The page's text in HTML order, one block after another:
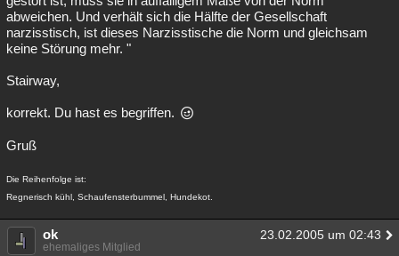
abweichen. Und verhält sich die Hälfte der Gesellschaft
narzisstisch, ist dieses Narzisstische die Norm und gleichsam
keine Störung mehr. "
Stairway,
korrekt. Du hast es begriffen.
Gruß
Die Reihenfolge ist:
Regnerisch kühl, Schaufensterbummel, Hundekot.
ok 23.02.2005 um 02:43
ehemaliges Mitglied